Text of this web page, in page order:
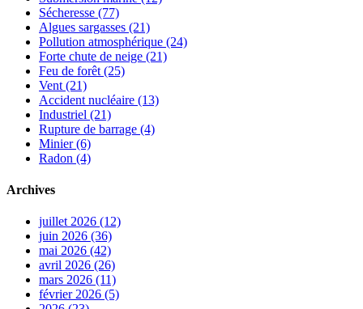
Sécheresse (77)
Algues sargasses (21)
Pollution atmosphérique (24)
Forte chute de neige (21)
Feu de forêt (25)
Vent (21)
Accident nucléaire (13)
Industriel (21)
Rupture de barrage (4)
Minier (6)
Radon (4)
Archives
juillet 2026 (12)
juin 2026 (36)
mai 2026 (42)
avril 2026 (26)
mars 2026 (11)
février 2026 (5)